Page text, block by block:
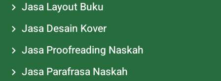
Jasa Layout Buku
Jasa Desain Kover
Jasa Proofreading Naskah
Jasa Parafrasa Naskah